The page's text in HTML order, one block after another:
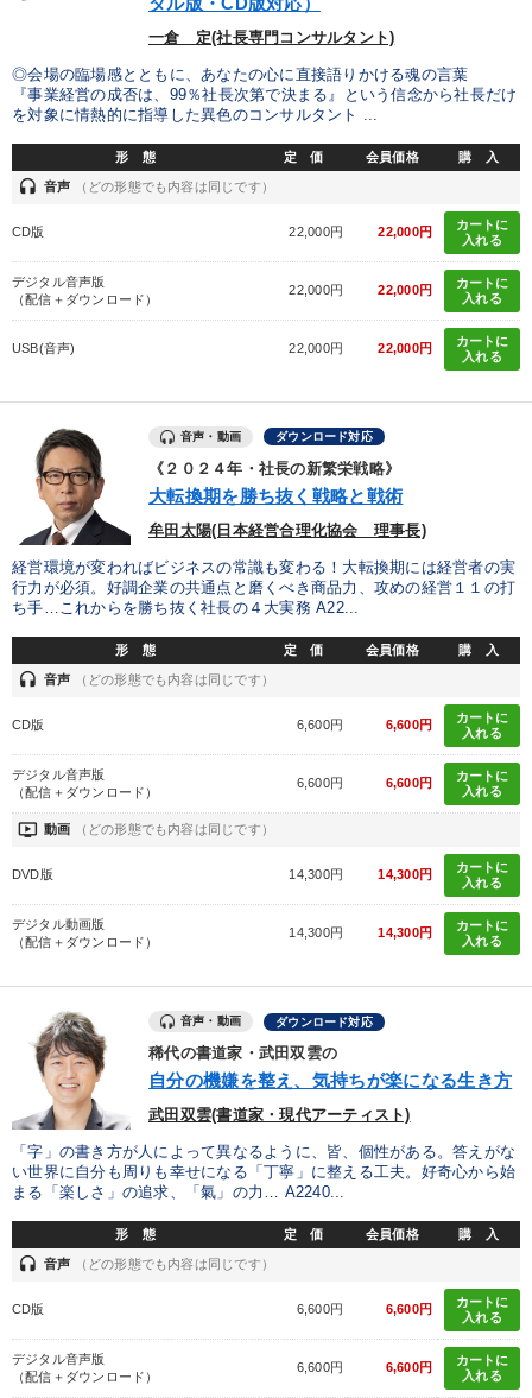
一倉 定(社長専門コンサルタント)
◎会場の臨場感とともに、あなたの心に直接語りかける魂の言葉
『事業経営の成否は、99％社長次第で決まる』という信念から社長だけ
を対象に情熱的に指導した異色のコンサルタント ...
形 態 定 価 会員価格 購 入
headset 音声 （どの形態でも内容は同じです）
CD版 22,000円 22,000円
カートに
入れる
デジタル音声版
（配信＋ダウンロード）
22,000円 22,000円
カートに
入れる
USB(音声) 22,000円 22,000円
カートに
入れる
音声・動画 ダウンロード対応
《２０２４年・社長の新繁栄戦略》
大転換期を勝ち抜く戦略と戦術
牟田太陽(日本経営合理化協会 理事長)
経営環境が変わればビジネスの常識も変わる！大転換期には経営者の実
行力が必須。好調企業の共通点と磨くべき商品力、攻めの経営１１の打
ち手…これからを勝ち抜く社長の４大実務 A22...
形 態 定 価 会員価格 購 入
headset 音声 （どの形態でも内容は同じです）
CD版 6,600円 6,600円
カートに
入れる
デジタル音声版
（配信＋ダウンロード）
6,600円 6,600円
カートに
入れる
ondemand_video 動画 （どの形態でも内容は同じです）
DVD版 14,300円 14,300円
カートに
入れる
デジタル動画版
（配信＋ダウンロード）
14,300円 14,300円
カートに
入れる
音声・動画 ダウンロード対応
稀代の書道家・武田双雲の
自分の機嫌を整え、気持ちが楽になる生き方
武田双雲(書道家・現代アーティスト)
「字」の書き方が人によって異なるように、皆、個性がある。答えがな
い世界に自分も周りも幸せになる「丁寧」に整える工夫。好奇心から始
まる「楽しさ」の追求、「氣」の力… A2240...
形 態 定 価 会員価格 購 入
headset 音声 （どの形態でも内容は同じです）
CD版 6,600円 6,600円
カートに
入れる
デジタル音声版
（配信＋ダウンロード）
6,600円 6,600円
カートに
入れる